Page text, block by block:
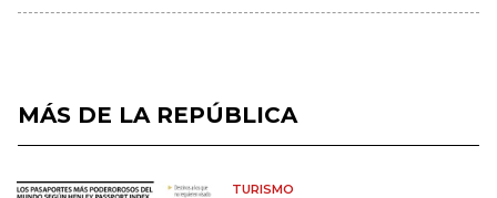
MÁS DE LA REPÚBLICA
TURISMO